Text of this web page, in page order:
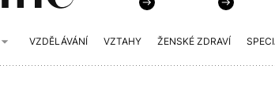
VZDĚLÁVÁNÍ VZTAHY ŽENSKÉ ZDRAVÍ